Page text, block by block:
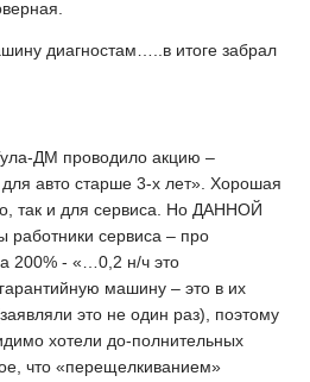
диагностам…..в итоге забрал
ДМ проводило акцию –
для авто старше 3-х лет». Хорошая
так и для сервиса. Но ДАННОЙ
сервиса – про
200% - «…0,2 н/ч это
машину – это в их
это не один раз), поэтому
хотели до-полнительных
что «перещелкиванием»